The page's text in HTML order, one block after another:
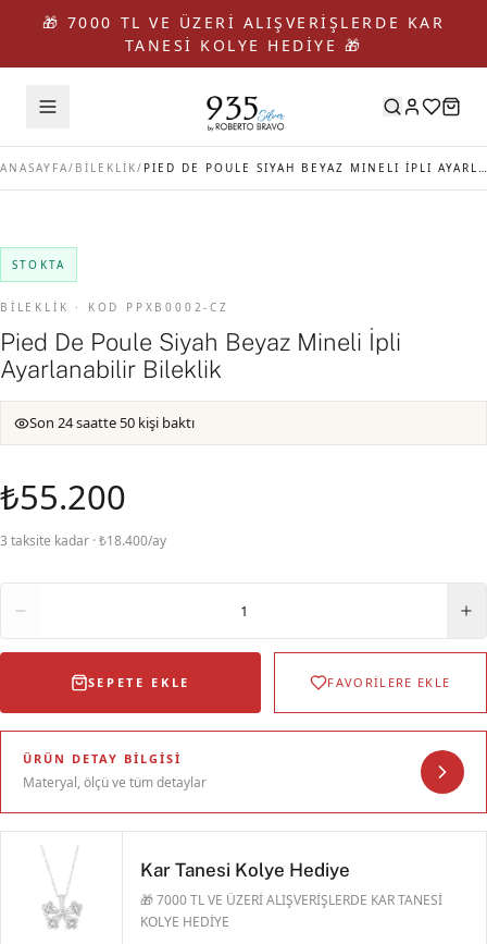
🎁 7000 TL VE ÜZERİ ALIŞVERİŞLERDE KAR
TANESİ KOLYE HEDİYE 🎁
ANASAYFA/ BİLEKLİK/ PIED DE POULE SIYAH BEYAZ MINELI İPLI AYARLANABILIR BILEKLIK
STOKTA
BİLEKLİK · KOD PPXB0002-CZ
Pied De Poule Siyah Beyaz Mineli İpli
Ayarlanabilir Bileklik
Son 24 saatte 50 kişi baktı
₺55.200
3 taksite kadar · ₺18.400/ay
1
SEPETE EKLE FAVORİLERE EKLE
ÜRÜN DETAY BILGISI
Materyal, ölçü ve tüm detaylar
Kar Tanesi Kolye Hediye
🎁 7000 TL VE ÜZERİ ALIŞVERİŞLERDE KAR TANESİ
KOLYE HEDİYE